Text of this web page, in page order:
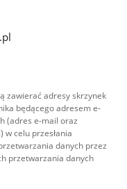
zawierać adresy skrzynek
będącego adresem e-
(adres e-mail oraz
celu przesłania
danych przez
przetwarzania danych